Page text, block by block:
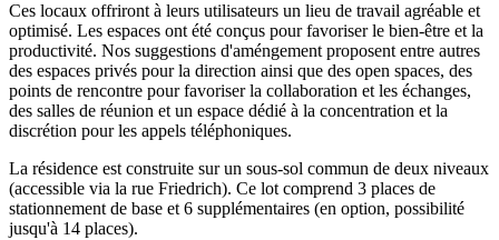
Ces locaux offriront à leurs utilisateurs un lieu de travail agréable et
optimisé. Les espaces ont été conçus pour favoriser le bien-être et la
productivité. Nos suggestions d'améngement proposent entre autres
des espaces privés pour la direction ainsi que des open spaces, des
points de rencontre pour favoriser la collaboration et les échanges,
des salles de réunion et un espace dédié à la concentration et la
discrétion pour les appels téléphoniques.
La résidence est construite sur un sous-sol commun de deux niveaux
(accessible via la rue Friedrich). Ce lot comprend 3 places de
stationnement de base et 6 supplémentaires (en option, possibilité
jusqu'à 14 places).